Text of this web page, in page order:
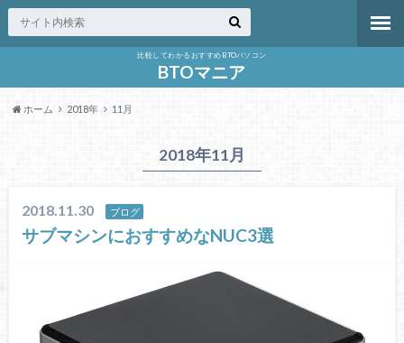
比較してわかるおすすめBTOパソコン
BTOマニア
ホーム 2018年 11月
2018年11月
2018.11.30 ブログ
サブマシンにおすすめなNUC3選